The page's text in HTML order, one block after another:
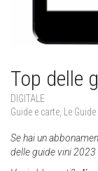
Top delle
DIGITALE
Guide e carte
Le
Se hai un
delle guide vini 2023